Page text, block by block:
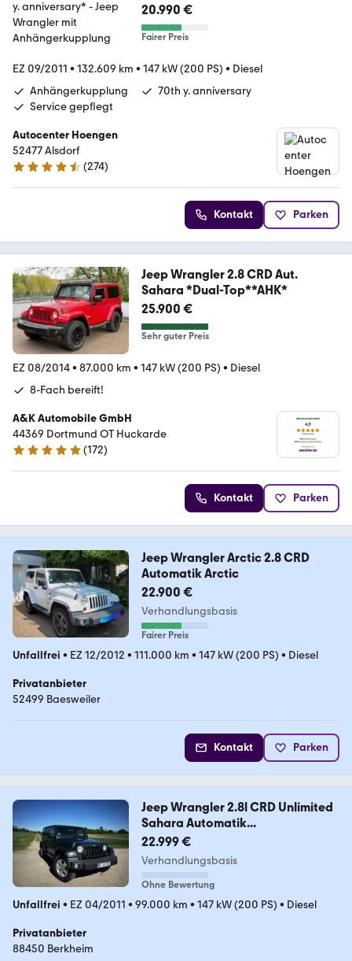
20.990 €
Fairer Preis
EZ 09/2011 • 132.609 km • 147 kW (200 PS) • Diesel
Anhängerkupplung
70th y. anniversary
Service gepflegt
Autocenter Hoengen
52477 Alsdorf
4.5 Sterne
(274)
Kontakt Parken
Jeep Wrangler 2.8 CRD Aut.
Sahara *Dual-Top**AHK*
25.900 €
Sehr guter Preis
EZ 08/2014• 87.000 km • 147 kW (200 PS) • Diesel
8-Fach bereift!
A&K Automobile GmbH
44369 Dortmund OT Huckarde
4.9 Sterne
(172)
Kontakt Parken
Jeep Wrangler Arctic 2.8 CRD
Automatik Arctic
22.900 €
Verhandlungsbasis
Fairer Preis
Unfallfrei • EZ 12/2012 • 111.000 km • 147 kW (200 PS) • Diesel
Privatanbieter
52499 Baesweiler
Kontakt Parken
Jeep Wrangler 2.8l CRD Unlimited
Sahara Automatik...
22.999 €
Verhandlungsbasis
Ohne Bewertung
Unfallfrei • EZ 04/2011 • 99.000 km • 147 kW (200 PS) • Diesel
Privatanbieter
88450 Berkheim